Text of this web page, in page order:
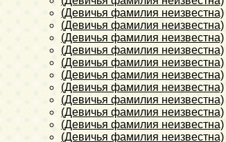
(Девичья фамилия неизвестна)
(Девичья фамилия неизвестна)
(Девичья фамилия неизвестна)
(Девичья фамилия неизвестна)
(Девичья фамилия неизвестна)
(Девичья фамилия неизвестна)
(Девичья фамилия неизвестна)
(Девичья фамилия неизвестна)
(Девичья фамилия неизвестна)
(Девичья фамилия неизвестна)
(Девичья фамилия неизвестна)